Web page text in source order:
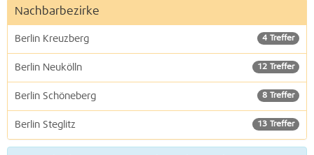
Nachbarbezirke
4 Treffer
Berlin Kreuzberg
12 Treffer
Berlin Neukölln
8 Treffer
Berlin Schöneberg
13 Treffer
Berlin Steglitz